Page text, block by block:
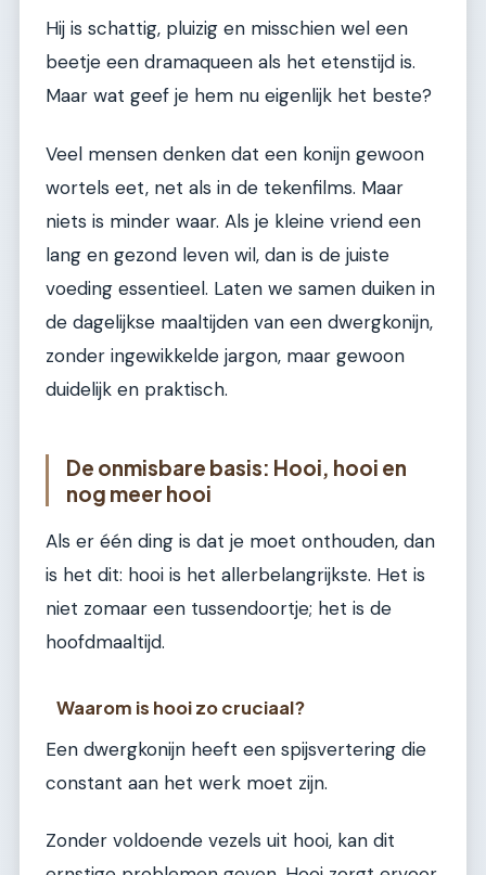
Hij is schattig, pluizig en misschien wel een
beetje een dramaqueen als het etenstijd is.
Maar wat geef je hem nu eigenlijk het beste?
Veel mensen denken dat een konijn gewoon
wortels eet, net als in de tekenfilms. Maar
niets is minder waar. Als je kleine vriend een
lang en gezond leven wil, dan is de juiste
voeding essentieel. Laten we samen duiken in
de dagelijkse maaltijden van een dwergkonijn,
zonder ingewikkelde jargon, maar gewoon
duidelijk en praktisch.
De onmisbare basis: Hooi, hooi en
nog meer hooi
Als er één ding is dat je moet onthouden, dan
is het dit: hooi is het allerbelangrijkste. Het is
niet zomaar een tussendoortje; het is de
hoofdmaaltijd.
Waarom is hooi zo cruciaal?
Een dwergkonijn heeft een spijsvertering die
constant aan het werk moet zijn.
Zonder voldoende vezels uit hooi, kan dit